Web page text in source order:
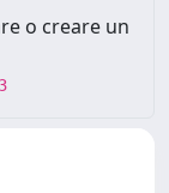
o creare un